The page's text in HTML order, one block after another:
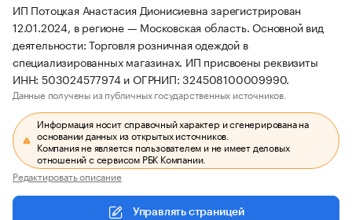
ИП Потоцкая Анастасия Дионисиевна зарегистрирован
12.01.2024, в регионе — Московская область. Основной вид
деятельности: Торговля розничная одеждой в
специализированных магазинах. ИП присвоены реквизиты
ИНН: 503024577974 и ОГРНИП: 324508100009990.
Данные получены из публичных государственных источников.
Информация носит справочный характер и сгенерирована на
основании данных из открытых источников.
Компания не является пользователем и не имеет деловых
отношений с сервисом РБК Компании.
Редактировать описание
Управлять страницей